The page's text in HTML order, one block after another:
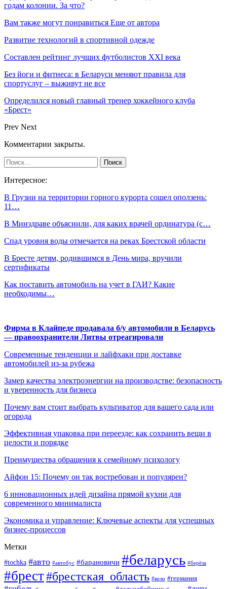
годам колонии. За что?
Вам также могут понравиться Еще от автора
Развитие технологий в спортивной одежде
Составлен рейтинг лучших футболистов XXI века
Без йоги и фитнеса: в Беларуси меняют правила для
спортуслуг – выживут не все
Определился новый главный тренер хоккейного клуба
«Брест»
Prev Next
Комментарии закрыты.
Интересное:
В Грузии на территории горного курорта сошел оползень:
11…
В Минздраве объяснили, для каких врачей ординатура (с…
Спад уровня воды отмечается на реках Брестской области
В Бресте детям, родившимся в День мира, вручили
сертификаты
Как поставить автомобиль на учет в ГАИ? Какие
необходимы…
Фирма в Клайпеде продавала б/у автомобили в Беларусь
— правоохранители Литвы отреагировали
Современные тенденции и лайфхаки при доставке
автомобилей из-за рубежа
Замер качества электроэнергии на производстве: безопасность
и уверенность для бизнеса
Почему вам стоит выбрать культиватор для вашего сада или
огорода
Эффективная упаковка при переезде: как сохранить вещи в
целости и порядке
Преимущества обращения к семейному психологу
Айфон 15: Почему он так востребован и популярен?
6 инновационных идей дизайна прямой кухни для
современного минималиста
Экономика и управление: Ключевые аспекты для успешных
бизнес-процессов
Метки
#tochka #авто #автобус #барановичи #беларусь #берёза
#брест#брестская_область #вело #германия